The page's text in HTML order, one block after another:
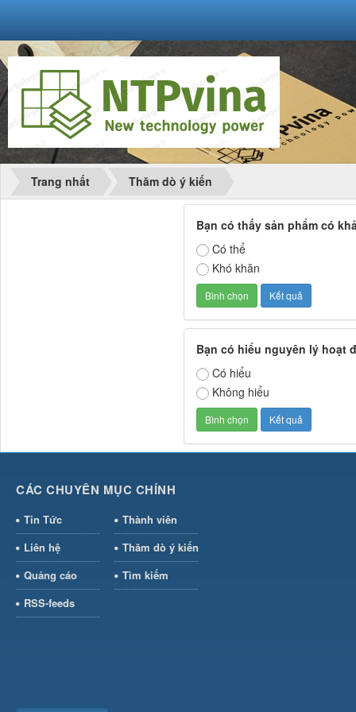
Trang nhất Thăm dò ý kiến
Bạn có thấy sản phẩm có
Có thể
Khó khăn
Bạn có hiểu nguyên lý hoạt
Có hiểu
Không hiểu
CÁC CHUYÊN MỤC CHÍNH
Tin Tức
Thành viên
Liên hệ
Thăm dò ý kiến
Quảng cáo
Tìm kiếm
RSS-feeds